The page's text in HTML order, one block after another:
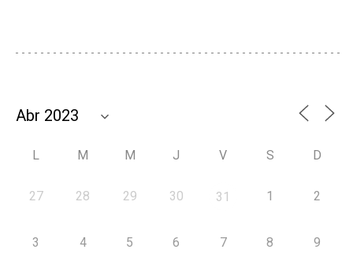
L M M J V S D
27 28 29 30 31 1 2
3 4 5 6 7 8 9